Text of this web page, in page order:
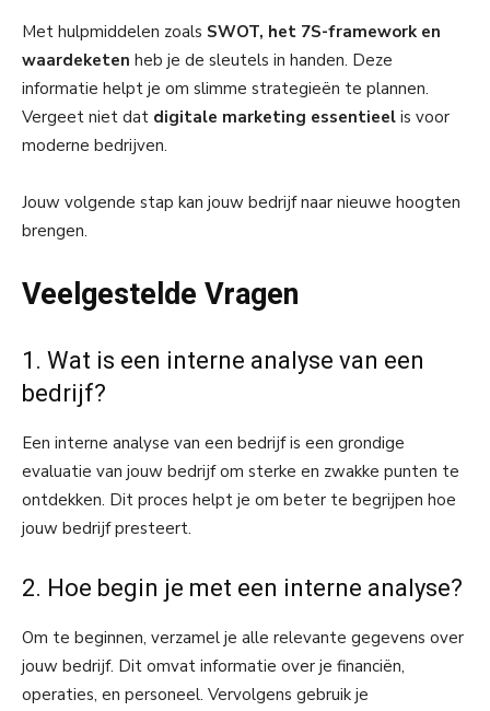
Met hulpmiddelen zoals SWOT, het 7S-framework en
waardeketen heb je de sleutels in handen. Deze
informatie helpt je om slimme strategieën te plannen.
Vergeet niet dat digitale marketing essentieel is voor
moderne bedrijven.
Jouw volgende stap kan jouw bedrijf naar nieuwe hoogten
brengen.
Veelgestelde Vragen
1. Wat is een interne analyse van een
bedrijf?
Een interne analyse van een bedrijf is een grondige
evaluatie van jouw bedrijf om sterke en zwakke punten te
ontdekken. Dit proces helpt je om beter te begrijpen hoe
jouw bedrijf presteert.
2. Hoe begin je met een interne analyse?
Om te beginnen, verzamel je alle relevante gegevens over
jouw bedrijf. Dit omvat informatie over je financiën,
operaties, en personeel. Vervolgens gebruik je